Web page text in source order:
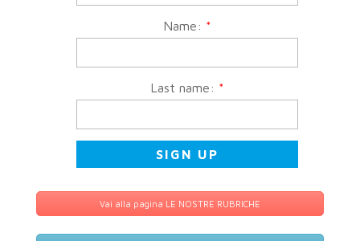
Name: *
Last name: *
Vai alla pagina LE NOSTRE RUBRICHE